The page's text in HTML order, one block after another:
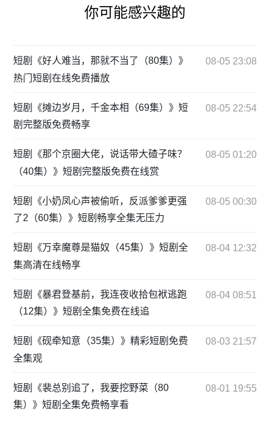
你可能感兴趣的
短剧《好人难当，那就不当了（80集）》
热门短剧在线免费播放
08-05 23:08
短剧《摊边岁月，千金本相（69集）》短
剧完整版免费畅享
08-05 22:54
短剧《那个京圈大佬，说话带大碴子味？
（40集）》短剧完整版免费在线赏
08-05 01:20
短剧《小奶凤心声被偷听，反派爹爹更强
了2（60集）》短剧畅享全集无压力
08-05 00:30
短剧《万幸魔尊是猫奴（45集）》短剧全
集高清在线畅享
08-04 12:32
短剧《暴君登基前，我连夜收拾包袱逃跑
（12集）》短剧全集免费在线追
08-04 08:51
短剧《砚牵知意（35集）》精彩短剧免费
全集观
08-03 21:57
短剧《裴总别追了，我要挖野菜（80
集）》短剧全集免费畅享看
08-01 19:55